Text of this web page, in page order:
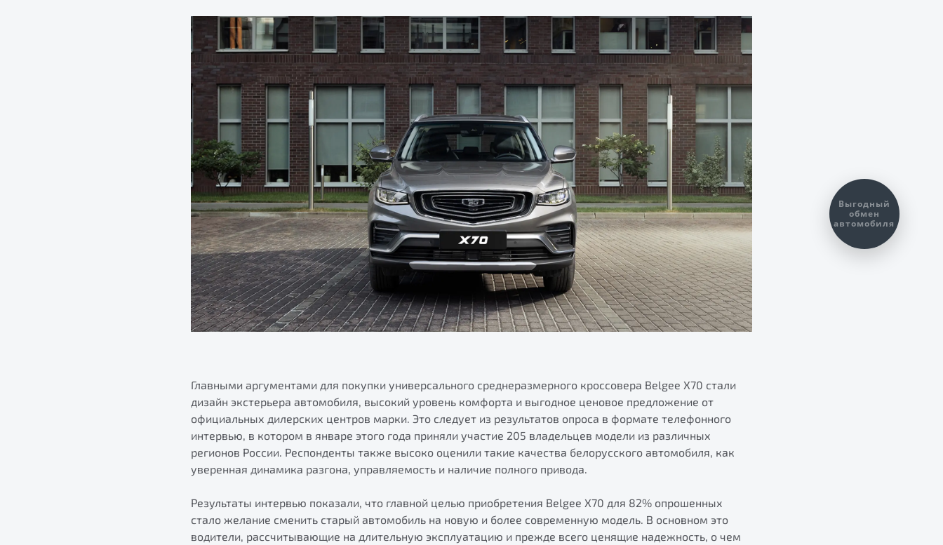
Главными аргументами для покупки универсального среднеразмерного кроссовера Belgee X70 стали
дизайн экстерьера автомобиля, высокий уровень комфорта и выгодное ценовое предложение от
официальных дилерских центров марки. Это следует из результатов опроса в формате телефонного
интервью, в котором в январе этого года приняли участие 205 владельцев модели из различных
регионов России. Респонденты также высоко оценили такие качества белорусского автомобиля, как
уверенная динамика разгона, управляемость и наличие полного привода.
Результаты интервью показали, что главной целью приобретения Belgee X70 для 82% опрошенных
стало желание сменить старый автомобиль на новую и более современную модель. В основном это
водители, рассчитывающие на длительную эксплуатацию и прежде всего ценящие надежность, о чем
Выгодный
обмен
автомобиля